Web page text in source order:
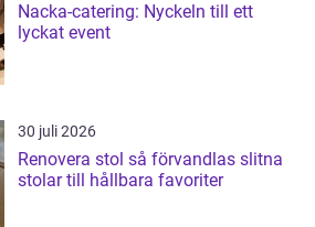
Nacka-catering: Nyckeln till ett
lyckat event
30 juli 2026
Renovera stol så förvandlas slitna
stolar till hållbara favoriter